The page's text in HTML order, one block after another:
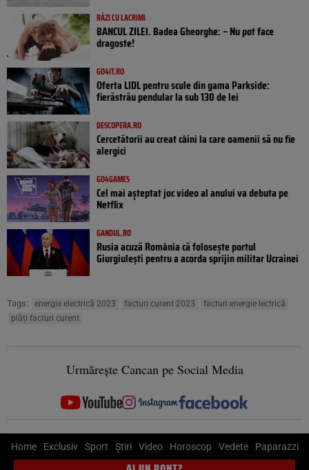
RÂZI CU LACRIMI
BANCUL ZILEI. Badea Gheorghe: – Nu pot face
dragoste!
GO4IT.RO
Oferta LIDL pentru scule din gama Parkside:
fierăstrău pendular la sub 130 de lei
DESCOPERA.RO
Cercetătorii au creat câini la care oamenii să nu fie
alergici
GO4GAMES
Cel mai așteptat joc video al anului va debuta pe
Netflix
GANDUL.RO
Rusia acuză România că folosește portul
Giurgiulești pentru a acorda sprijin militar Ucrainei
Tags: energie electrică 2023 facturi curent 2023
facturi energie lectrică
plăți facturi curent
Urmărește Cancan pe Social Media
Home Exclusiv Sport Știri Video Horoscop Vedete Paparazzi